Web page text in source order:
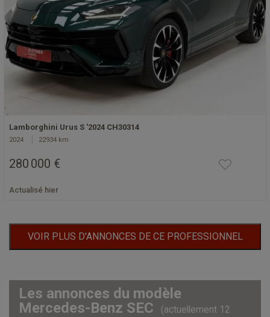
Lamborghini Urus S '2024 CH30314
2024 22934 km
280 000 €
Actualisé hier
VOIR PLUS D'ANNONCES DE CE PROFESSIONNEL
Les annonces du modèle
Mercedes-Benz SEC
(actuellement 12